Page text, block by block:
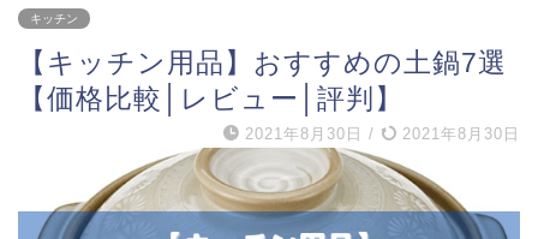
キッチン
【キッチン用品】おすすめの土鍋7選
【価格比較│レビュー│評判】
2021年8月30日 / 2021年8月30日